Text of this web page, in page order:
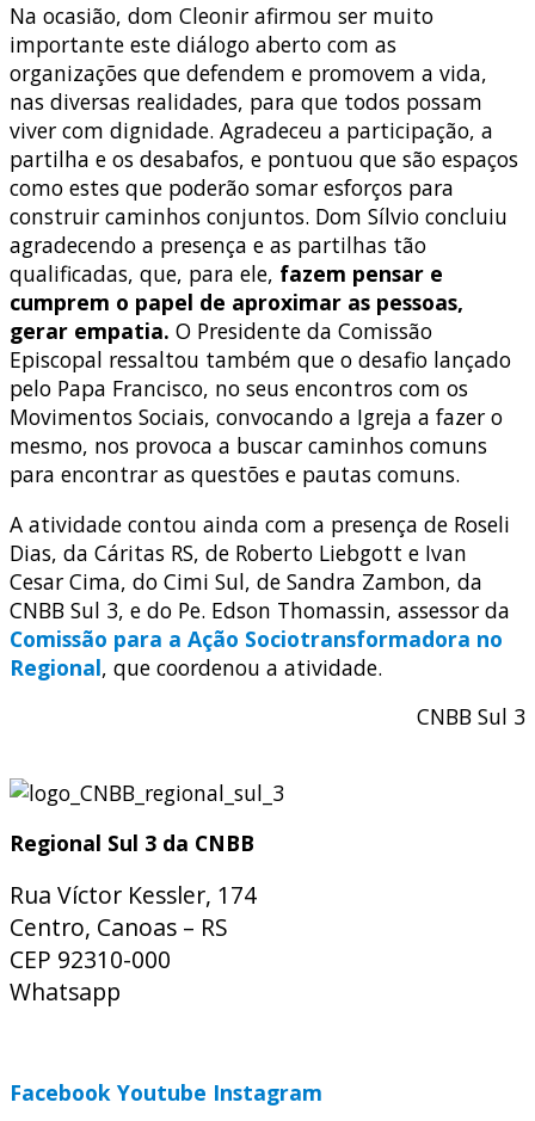
Na ocasião, dom Cleonir afirmou ser muito
importante este diálogo aberto com as
organizações que defendem e promovem a vida,
nas diversas realidades, para que todos possam
viver com dignidade. Agradeceu a participação, a
partilha e os desabafos, e pontuou que são espaços
como estes que poderão somar esforços para
construir caminhos conjuntos. Dom Sílvio concluiu
agradecendo a presença e as partilhas tão
qualificadas, que, para ele, fazem pensar e
cumprem o papel de aproximar as pessoas,
gerar empatia. O Presidente da Comissão
Episcopal ressaltou também que o desafio lançado
pelo Papa Francisco, no seus encontros com os
Movimentos Sociais, convocando a Igreja a fazer o
mesmo, nos provoca a buscar caminhos comuns
para encontrar as questões e pautas comuns.
A atividade contou ainda com a presença de Roseli
Dias, da Cáritas RS, de Roberto Liebgott e Ivan
Cesar Cima, do Cimi Sul, de Sandra Zambon, da
CNBB Sul 3, e do Pe. Edson Thomassin, assessor da
Comissão para a Ação Sociotransformadora no
Regional, que coordenou a atividade.
CNBB Sul 3
Regional Sul 3 da CNBB
Rua Víctor Kessler, 174
Centro, Canoas – RS
CEP 92310-000
Whatsapp
Facebook Youtube Instagram